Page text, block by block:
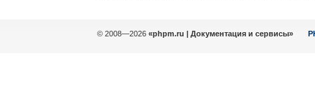
© 2008—2026 «phpm.ru | Документация и сервисы»